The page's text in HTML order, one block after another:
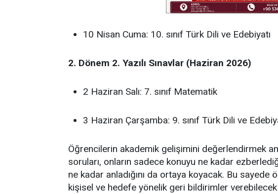
10 Nisan Cuma: 10. sınıf Türk Dili ve Edebiyatı
2. Dönem 2. Yazılı Sınavlar (Haziran 2026)
2 Haziran Salı: 7. sınıf Matematik
3 Haziran Çarşamba: 9. sınıf Türk Dili ve
Öğrencilerin akademik gelişimini değerlendirmek
soruları, onların sadece konuyu ne kadar
ne kadar anladığını da ortaya koyacak. Bu
kişisel ve hedefe yönelik geri bildirimler